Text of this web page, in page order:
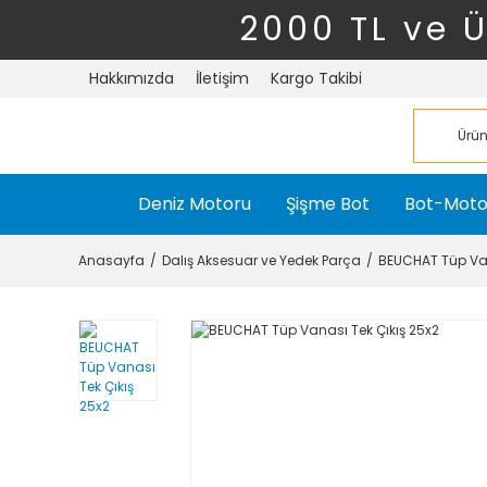
2000 TL ve
Hakkımızda İletişim Kargo Takibi
Deniz Motoru Şişme Bot Bot-
Anasayfa Dalış Aksesuar ve Yedek Parça BEUCHAT Tüp